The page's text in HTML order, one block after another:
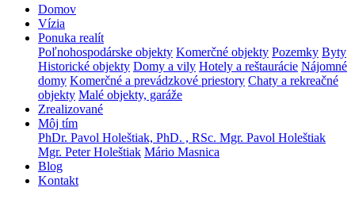
Domov
Vízia
Ponuka realít
Poľnohospodárske objekty Komerčné objekty Pozemky Byty
Historické objekty Domy a vily Hotely a reštaurácie Nájomné
domy Komerčné a prevádzkové priestory Chaty a rekreačné
objekty Malé objekty, garáže
Zrealizované
Môj tím
PhDr. Pavol Holeštiak, PhD. , RSc. Mgr. Pavol Holeštiak
Mgr. Peter Holeštiak Mário Masnica
Blog
Kontakt